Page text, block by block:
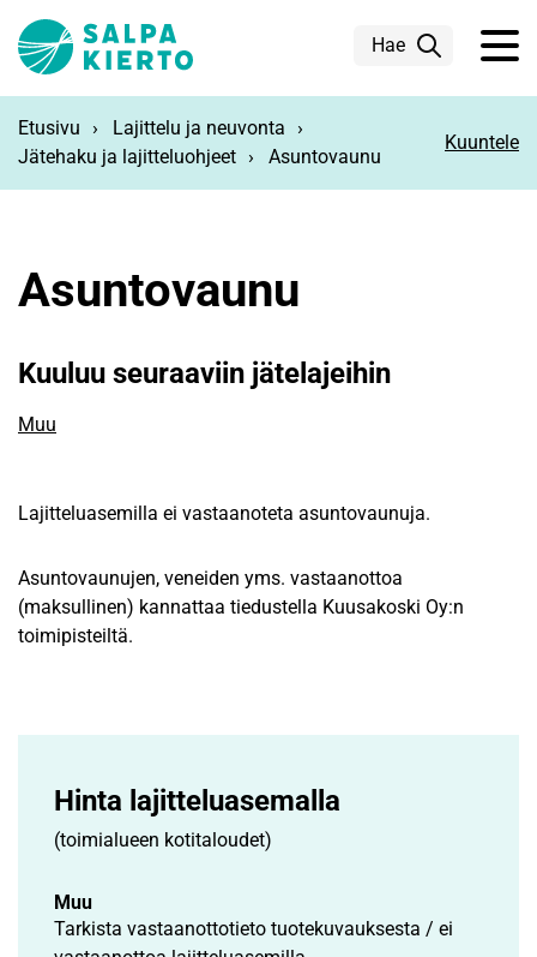
Hae
Etusivu
Lajittelu ja neuvonta
Jätehaku ja lajitteluohjeet
Asuntovaunu
Kuuntele
Asuntovaunu
Kuuluu seuraaviin jätelajeihin
Muu
Lajitteluasemilla ei vastaanoteta asuntovaunuja.
Asuntovaunujen, veneiden yms. vastaanottoa
(maksullinen) kannattaa tiedustella Kuusakoski Oy:n
toimipisteiltä.
Hinta lajittelu­asemalla
(toimialueen kotitaloudet)
Muu
Tarkista vastaanottotieto tuotekuvauksesta / ei